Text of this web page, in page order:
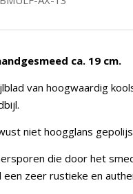
ca. 19 cm.
van hoogwaardig
niet hoogglans
die door het
een zeer rustieke en